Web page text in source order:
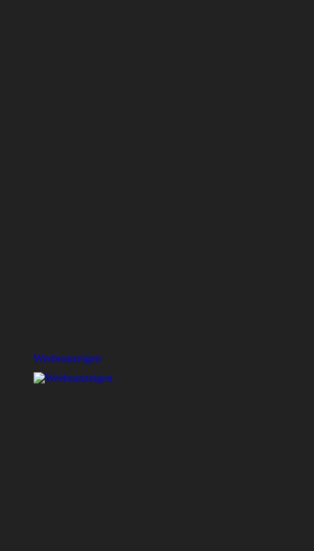
Werbeanzeigen